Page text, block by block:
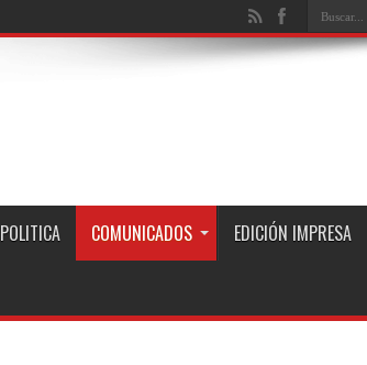
POLITICA COMUNICADOS EDICIÓN IMPRESA